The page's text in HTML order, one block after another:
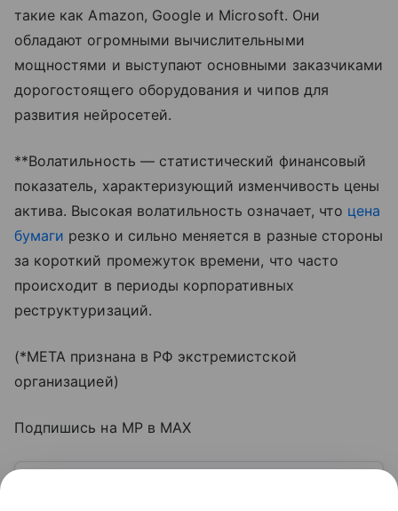
такие как Amazon, Google и Microsoft. Они
обладают огромными вычислительными
мощностями и выступают основными заказчиками
дорогостоящего оборудования и чипов для
развития нейросетей.
**Волатильность — статистический финансовый
показатель, характеризующий изменчивость цены
актива. Высокая волатильность означает, что цена
бумаги резко и сильно меняется в разные стороны
за короткий промежуток времени, что часто
происходит в периоды корпоративных
реструктуризаций.
(*META признана в РФ экстремистской
организацией)
Подпишись на MP в MAX